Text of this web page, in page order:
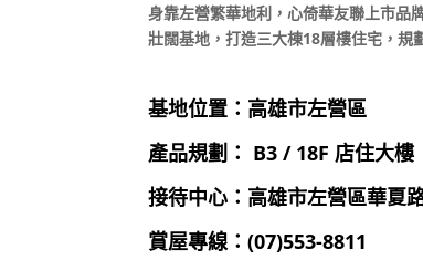
身靠左營繁華地利，心倚華友聯上市品
壯闊基地，打造三大棟18層樓住宅，規
基地位置：高雄市左營區
產品規劃： B3 / 18F 店住大樓
接待中心： 高雄市左營區華夏
賞屋專線：(07)553-8811